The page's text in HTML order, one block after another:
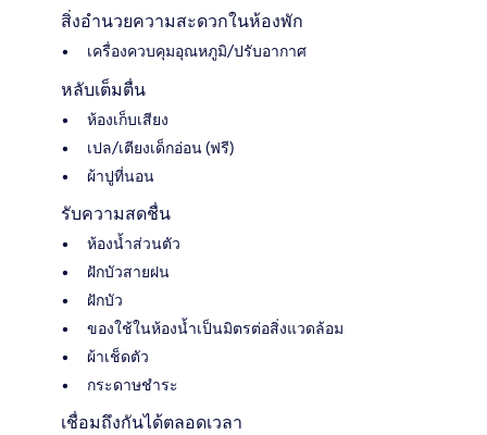
สิ่งอำนวยความสะดวกในห้องพัก
เครื่องควบคุมอุณหภูมิ/ปรับอากาศ
หลับเต็มตื่น
ห้องเก็บเสียง
เปล/เตียงเด็กอ่อน (ฟรี)
ผ้าปูที่นอน
รับความสดชื่น
ห้องน้ำส่วนตัว
ฝักบัวสายฝน
ฝักบัว
ของใช้ในห้องน้ำเป็นมิตรต่อสิ่งแวดล้อม
ผ้าเช็ดตัว
กระดาษชำระ
เชื่อมถึงกันได้ตลอดเวลา